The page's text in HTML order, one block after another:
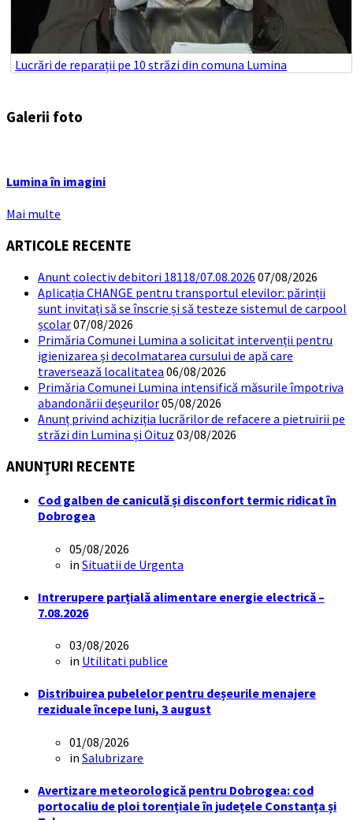
Lucrări de reparații pe 10 străzi din comuna Lumina
Galerii foto
Lumina în imagini
Mai multe
ARTICOLE RECENTE
Anunt colectiv debitori 18118/07.08.2026 07/08/2026
Aplicația CHANGE pentru transportul elevilor: părinții
sunt invitați să se înscrie și să testeze sistemul de carpool
școlar07/08/2026
Primăria Comunei Lumina a solicitat intervenții pentru
igienizarea și decolmatarea cursului de apă care
traversează localitatea 06/08/2026
Primăria Comunei Lumina intensifică măsurile împotriva
abandonării deșeurilor05/08/2026
Anunț privind achiziția lucrărilor de refacere a pietruirii pe
străzi din Lumina și Oituz 03/08/2026
ANUNȚURI RECENTE
Cod galben de caniculă și disconfort termic ridicat în
Dobrogea
05/08/2026
in Situatii de Urgenta
Intrerupere parțială alimentare energie electrică –
7.08.2026
03/08/2026
in Utilitati publice
Distribuirea pubelelor pentru deșeurile menajere
reziduale începe luni, 3 august
01/08/2026
in Salubrizare
Avertizare meteorologică pentru Dobrogea: cod
portocaliu de ploi torențiale în județele Constanța și